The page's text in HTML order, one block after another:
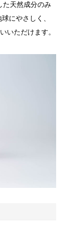
た天然成分のみ
にやさしく、
いただけます。